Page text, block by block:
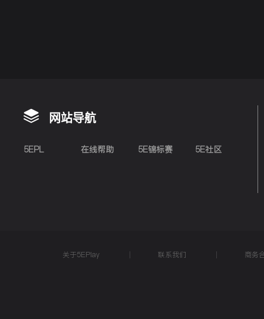
网站导航
5EPL 在线帮助 5E锦标赛 5E社区
关于5EPlay 联系我们 商务